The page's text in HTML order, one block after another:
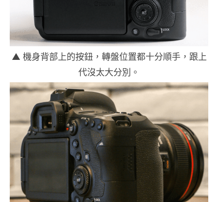
▲ 機身背部上的按鈕，轉盤位置都十分順手，跟上
代沒太大分別。